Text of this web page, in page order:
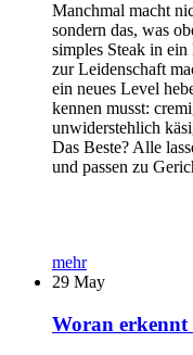
Manchmal macht
sondern das, was
simples Steak in
zur Leidenschaft
ein neues Level
kennen musst:
unwiderstehlich
Das Beste? Alle
und passen zu
mehr
29 May
Woran erkennt